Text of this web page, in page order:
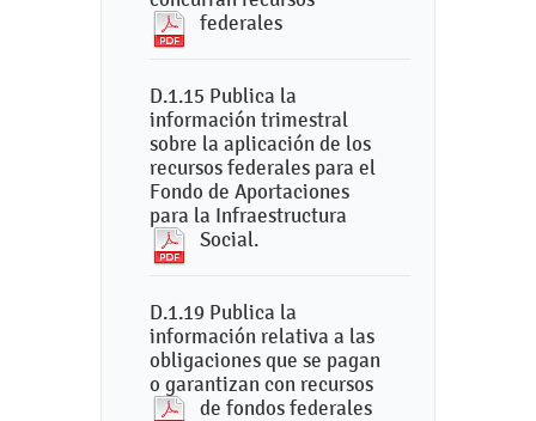
federales
D.1.15 Publica la
información trimestral
sobre la aplicación de los
recursos federales para el
Fondo de Aportaciones
para la Infraestructura
Social.
D.1.19 Publica la
información relativa a las
obligaciones que se pagan
o garantizan con recursos
de fondos federales